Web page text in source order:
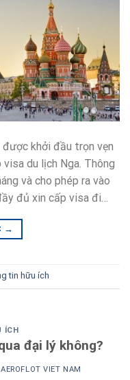
được khởi đầu trọn vẹn
du lịch Nga. Thông
và cho phép ra vào
đủ xin cấp visa đi…
→
tin hữu ích
ÍCH
đại lý không?
AEROFLOT VIET NAM